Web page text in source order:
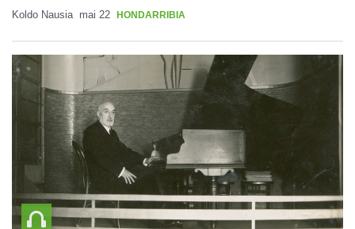
Koldo Nausia mai 22 HONDARRIBIA